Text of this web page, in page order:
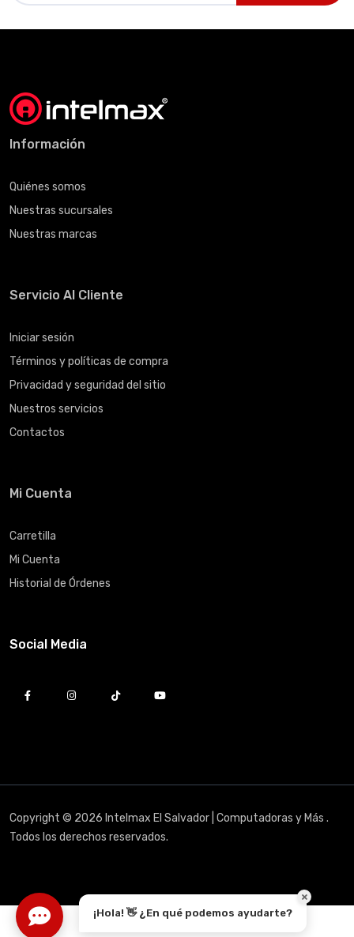
Información
Quiénes somos
Nuestras sucursales
Nuestras marcas
Servicio Al Cliente
Iniciar sesión
Términos y políticas de compra
Privacidad y seguridad del sitio
Nuestros servicios
Contactos
Mi Cuenta
Carretilla
Mi Cuenta
Historial de Órdenes
Social Media
Copyright © 2026 Intelmax El Salvador | Computadoras y Más .
Todos los derechos reservados.
¡Hola! 👋 ¿En qué podemos ayudarte?